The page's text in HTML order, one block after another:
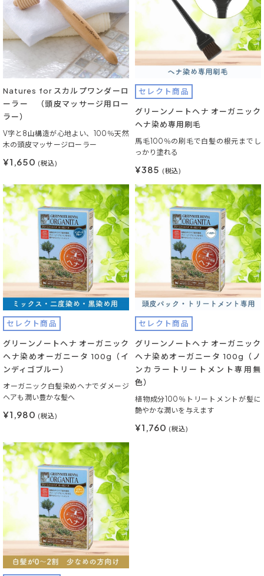
Natures for スカルプワンダーロ
ーラー （頭皮マッサージ用ロー
ラー）
V字と8山構造が心地よい、100％天然
木の頭皮マッサージローラー
¥1,650 (税込)
セレクト商品
グリーンノートヘナ オーガニック
ヘナ染め専用刷毛
馬毛100％の刷毛で白髪の根元までし
っかり塗れる
¥385 (税込)
セレクト商品
グリーンノートヘナ オーガニック
ヘナ染めオーガニータ 100g（イ
ンディゴブルー）
オーガニック白髪染めヘナでダメージ
ヘアも潤い豊かな髪へ
¥1,980 (税込)
セレクト商品
グリーンノートヘナ オーガニック
ヘナ染めオーガニータ 100g（ノ
ンカラートリートメント専用無
色）
植物成分100％トリートメントが髪に
艶やかな潤いを与えます
¥1,760 (税込)